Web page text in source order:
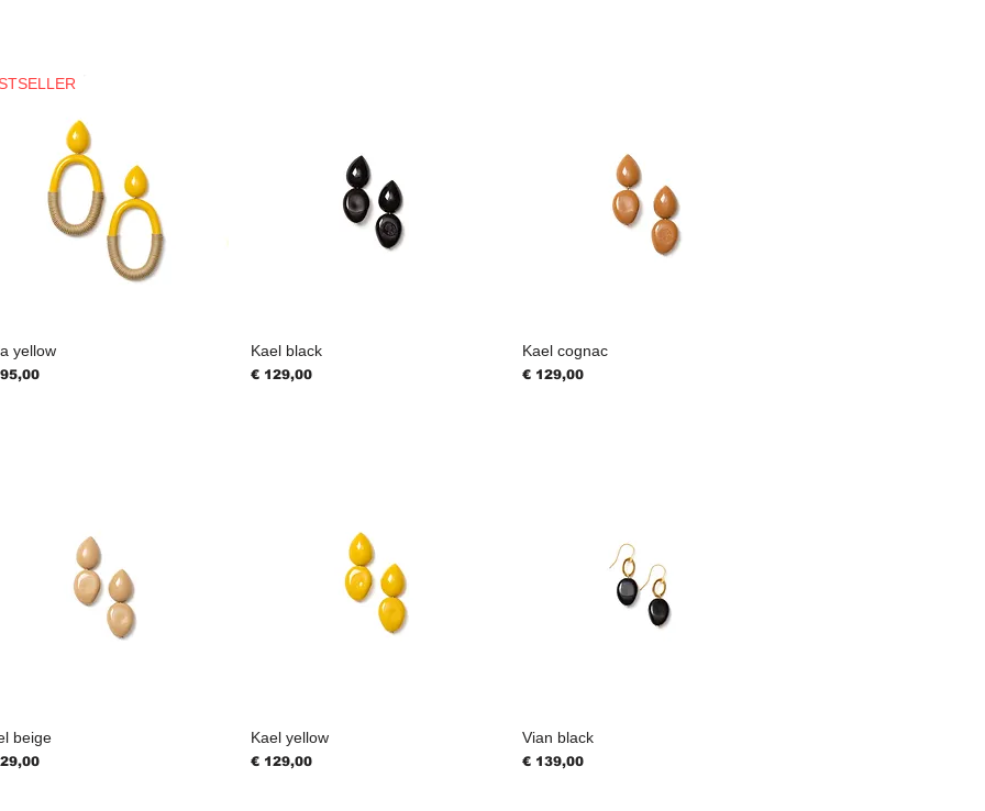
yellow Kael black
Prijs
€ 129,00
Kael cognac
Prijs
€ 129,00
beige Kael yellow
Prijs
€ 129,00
Vian black
Prijs
€ 139,00